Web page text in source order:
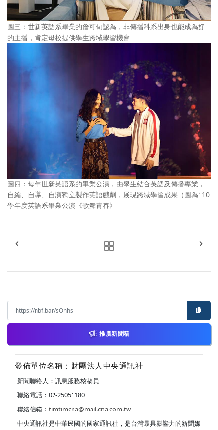
圖三：世新英語系畢業的詹可旬認為，非傳播科系出身也能成為好
的主播，肯定母校提供學生跨域學習機會
圖四：每年世新英語系的畢業公演，由學生結合英語及傳播專業，
自編、自導、自演獨立製作英語戲劇，展現跨域學習成果（圖為110
學年度英語系畢業公演《歌舞青春》
推廣新聞稿
發佈單位名稱：財團法人中央通訊社
新聞聯絡人：訊息服務核稿員
聯絡電話：02-25051180
聯絡信箱： timtimcna@mail.cna.com.tw
中央通訊社是中華民國的國家通訊社，是台灣最具影響力的新聞媒